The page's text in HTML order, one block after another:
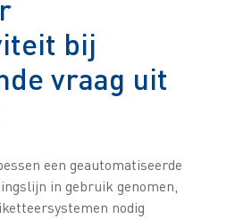
bij
vraag uit
een geautomatiseerde
in gebruik genomen,
nodig